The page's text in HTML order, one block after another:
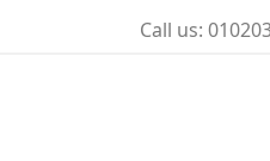
Call us: